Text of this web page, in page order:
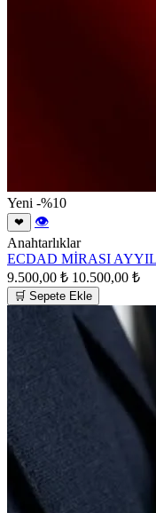
Yeni -%10
❤
👁
Anahtarlıklar
ECDAD MİRASI
9.500,00 ₺ 10.500,00 ₺
🛒 Sepete Ekle